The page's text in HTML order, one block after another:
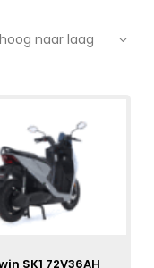
naar laag
SK1 72V36AH